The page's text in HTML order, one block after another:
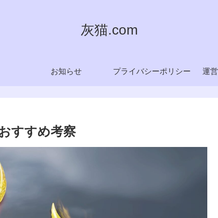
灰猫.com
お知らせ プライバシーポリシー 運
すすめ考察